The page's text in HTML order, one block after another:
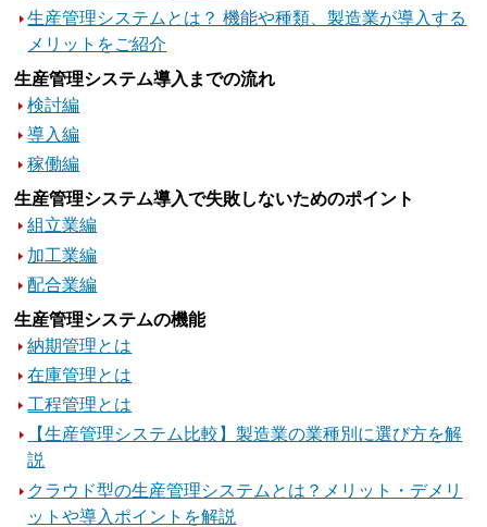
生産管理システムとは？ 機能や種類、製造業が導入する
メリットをご紹介
生産管理システム導入までの流れ
検討編
導入編
稼働編
生産管理システム導入で失敗しないためのポイント
組立業編
加工業編
配合業編
生産管理システムの機能
納期管理とは
在庫管理とは
工程管理とは
【生産管理システム比較】製造業の業種別に選び方を解
説
クラウド型の生産管理システムとは？メリット・デメリ
ットや導入ポイントを解説